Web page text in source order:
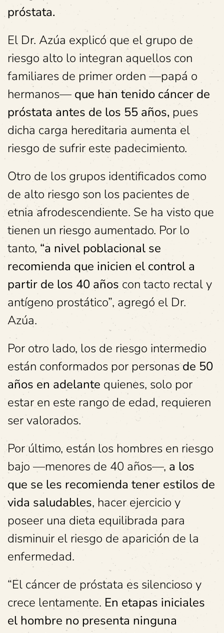
próstata.
El Dr. Azúa explicó que el grupo de
riesgo alto lo integran aquellos con
familiares de primer orden —papá o
hermanos— que han tenido cáncer de
próstata antes de los 55 años, pues
dicha carga hereditaria aumenta el
riesgo de sufrir este padecimiento.
Otro de los grupos identificados como
de alto riesgo son los pacientes de
etnia afrodescendiente. Se ha visto que
tienen un riesgo aumentado. Por lo
tanto, “a nivel poblacional se
recomienda que inicien el control a
partir de los 40 años con tacto rectal y
antígeno prostático”, agregó el Dr.
Azúa.
Por otro lado, los de riesgo intermedio
están conformados por personasde 50
años en adelante quienes, solo por
estar en este rango de edad, requieren
ser valorados.
Por último, están los hombres en riesgo
bajo —menores de 40 años—, a los
que se les recomienda tener estilos de
vida saludables, hacer ejercicio y
poseer una dieta equilibrada para
disminuir el riesgo de aparición de la
enfermedad.
“El cáncer de próstata es silencioso y
crece lentamente. En etapas iniciales
el hombre no presenta ninguna